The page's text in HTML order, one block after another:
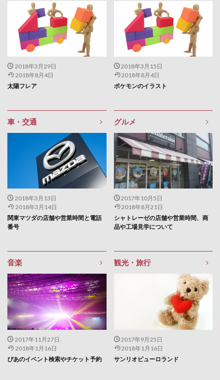
2018年3月29日
2018年8月4日
太陽フレア
2018年3月15日
2018年8月4日
ポケモンのイラスト
車・交通
2018年3月13日
2018年3月14日
関東マツダの店舗や営業時間と電話
番号
グルメ
2017年10月5日
2018年8月21日
シャトレーゼの店舗や営業時間、商
品や工場見学について
音楽
2017年11月27日
2018年1月16日
ぴあのイベント検索やチケット予約
観光・旅行
2017年9月25日
2018年1月16日
サンリオビューロランド